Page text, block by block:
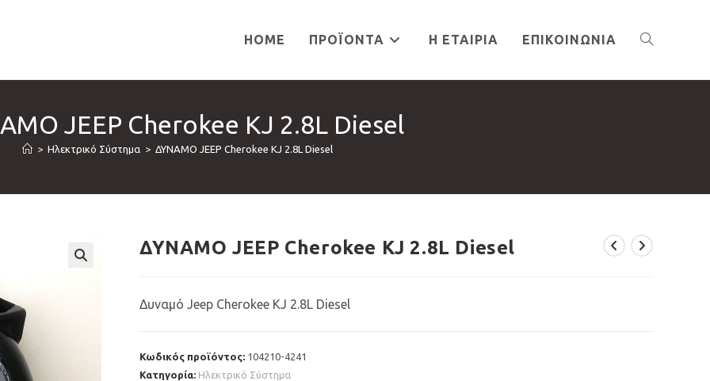
HOME ΠΡΟΪΌΝΤΑ Η ΕΤΑΙΡΊΑ ΕΠΙΚΟΙΝΩΝΊΑ TOGGLE
SEARCH
JEEP Cherokee KJ 2.8L Diesel
> Ηλεκτρικό Σύστημα > ΔΥΝΑΜΟ JEEP Cherokee KJ 2.8L Diesel
ΔΥΝΑΜΟ JEEP Cherokee KJ 2.8L Diesel
Δυναμό Jeep Cherokee KJ 2.8L Diesel
Κωδικός προϊόντος: 104210-4241
Κατηγορία: Ηλεκτρικό Σύστημα